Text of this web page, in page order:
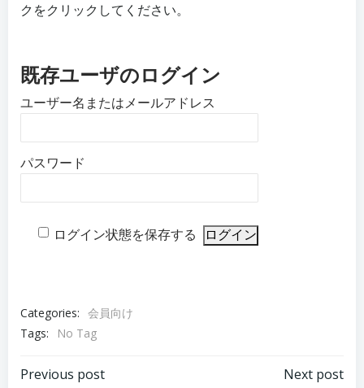
クをクリックしてください。
既存ユーザのログイン
ユーザー名またはメールアドレス
パスワード
ログイン状態を保存する
Categories: 会員向け
Tags:
No Tag
Previous post Next post